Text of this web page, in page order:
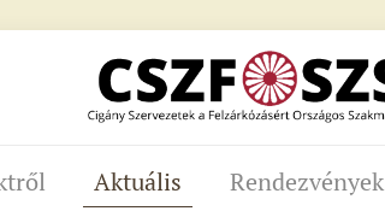
Aktuális Rendezvények